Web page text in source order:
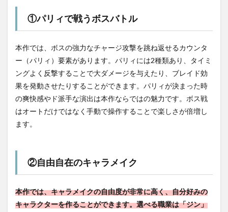
①パリィで戦うボスバトル
本作では、ボスの強力なチャージ攻撃を跳ね返せるカウンタ
ー（パリィ）要素があります。パリィには2種類あり、タイミ
ングよく反撃することで大ダメージを与えたり、ブレイド効
果を発動させたりすることができます。パリィが決まった時
の爽快感やド派手な演出は本作ならではの魅力です。ボス戦
はオートだけではなく手動で操作することで楽しさが倍増し
ます。
②自由自在のキャラメイク
本作では、キャラメイクの自由度が非常に高く、自分好みの
キャラクターを作ることができます。選べる職業は「ジン」